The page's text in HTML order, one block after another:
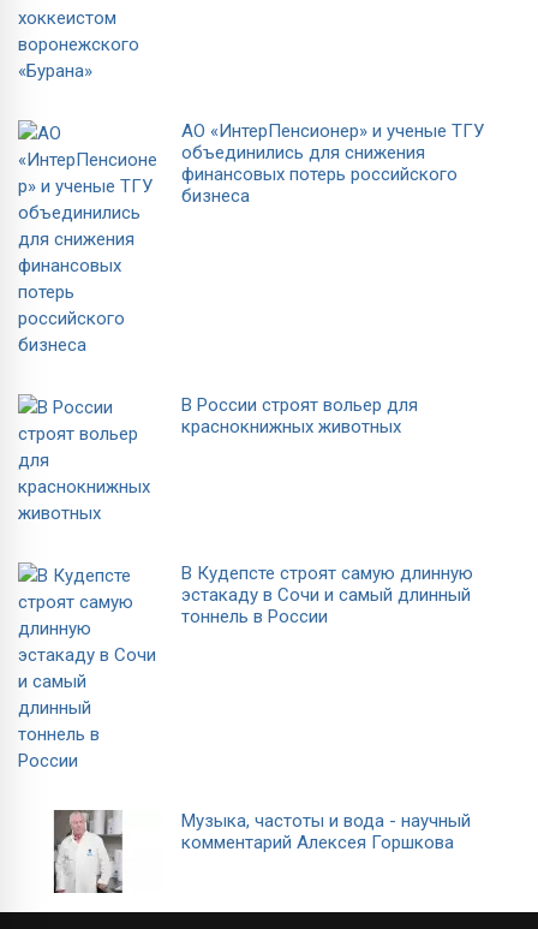
АО «ИнтерПенсионер» и ученые ТГУ
объединились для снижения
финансовых потерь российского
бизнеса
В России строят вольер для
краснокнижных животных
В Кудепсте строят самую длинную
эстакаду в Сочи и самый длинный
тоннель в России
Музыка, частоты и вода - научный
комментарий Алексея Горшкова